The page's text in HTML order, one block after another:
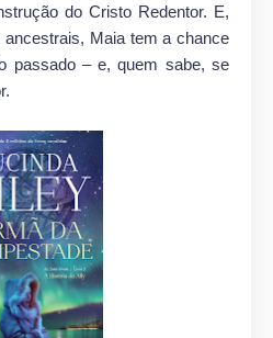
do Cristo Redentor. E,
Maia tem a chance
passado – e, quem sabe, se